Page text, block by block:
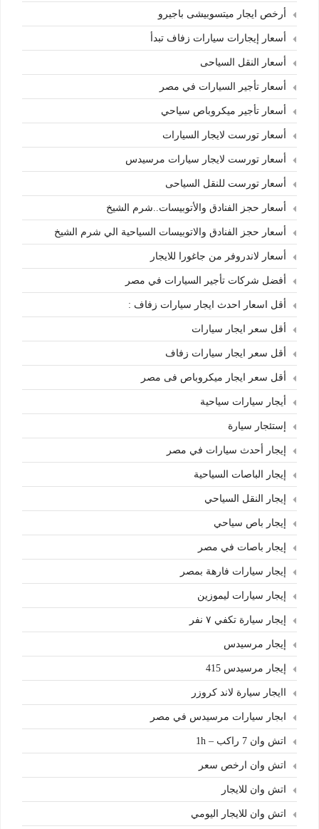
أرخص ايجار ميتسوبيشى باجيرو
أسعار إيجارات سيارات زفاف تبدأ
أسعار النقل السياحى
أسعار تأجير السيارات في مصر
أسعار تأجير ميكروباص سياحي
أسعار تورست لايجار السيارات
أسعار تورست لايجار سيارات مرسيدس
أسعار تورست للنقل السياحى
أسعار حجز الفنادق والأتوبيسات..شرم الشيخ
أسعار حجز الفنادق والاتوبيسات السياحية الي شرم الشيخ
أسعار لاندروفر من جاغورا للايجار
أفضل شركات تأجير السيارات في مصر
أقل اسعار احدث ايجار سيارات زفاف :
أقل سعر ايجار سيارات
أقل سعر ايجار سيارات زفاف
أقل سعر ايجار ميكروباص فى مصر
أيجار سيارات سياحية
إستئجار سيارة
إيجار أحدث سيارات في مصر
إيجار الباصات السياحية
إيجار النقل السياحي
إيجار باص سياحي
إيجار باصات في مصر
إيجار سيارات فارهة بمصر
إيجار سيارات ليموزين
إيجار سيارة تكفي ٧ نفر
إيجار مرسيدس
إيجار مرسيدس 415
اايجار سيارة لاند كروزر
ابجار سيارات مرسيدس في مصر
اتش وان 7 راكب – 1h
اتش وان ارخص سعر
اتش وان للايجار
اتش وان للايجار اليومي